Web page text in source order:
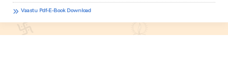
Vaastu Pdf-E-Book Download